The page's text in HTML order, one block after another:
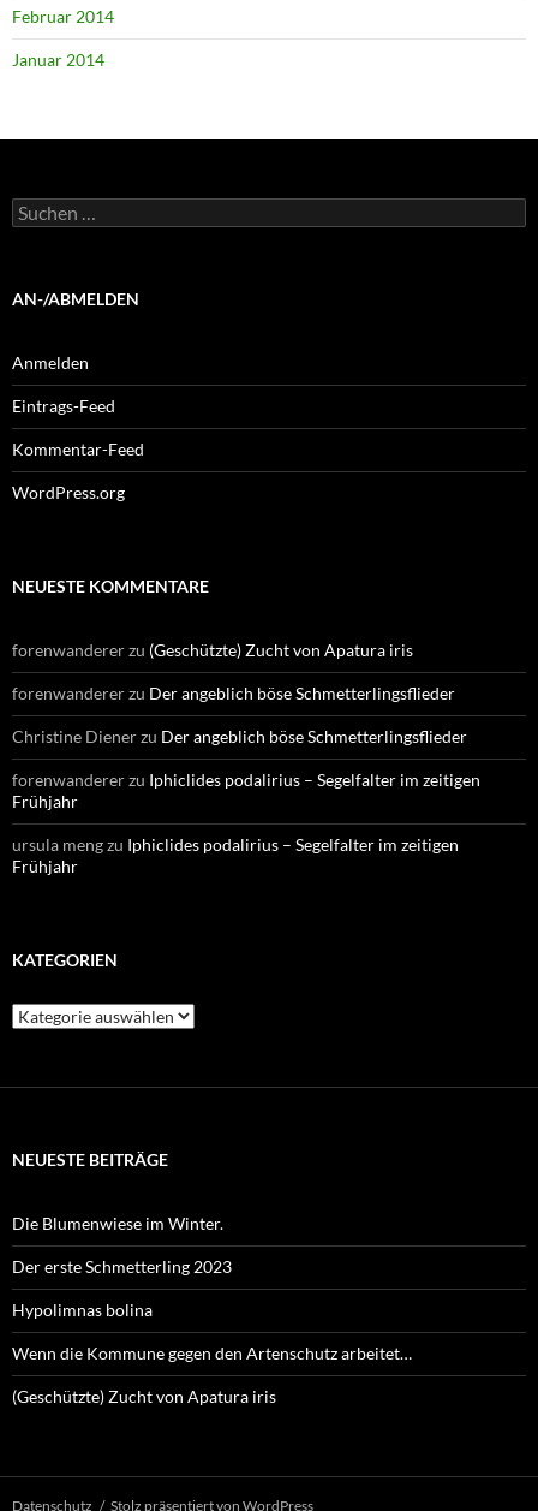
Februar 2014
Januar 2014
Suchen
nach:
AN-/ABMELDEN
Anmelden
Eintrags-Feed
Kommentar-Feed
WordPress.org
NEUESTE KOMMENTARE
forenwandererzu (Geschützte) Zucht von Apatura iris
forenwandererzu Der angeblich böse Schmetterlingsflieder
Christine Dienerzu Der angeblich böse Schmetterlingsflieder
forenwandererzu Iphiclides podalirius – Segelfalter im zeitigen
Frühjahr
ursula mengzu Iphiclides podalirius – Segelfalter im zeitigen
Frühjahr
KATEGORIEN
Kategorien
NEUESTE BEITRÄGE
Die Blumenwiese im Winter.
Der erste Schmetterling 2023
Hypolimnas bolina
Wenn die Kommune gegen den Artenschutz arbeitet…
(Geschützte) Zucht von Apatura iris
Datenschutz Stolz präsentiert von WordPress